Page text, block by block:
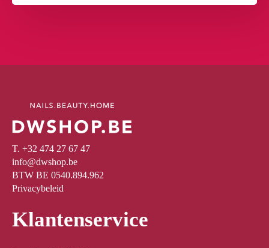
T. +32 474 27 67 47
info@dwshop.be
BTW BE 0540.894.962
Privacybeleid
Klantenservice